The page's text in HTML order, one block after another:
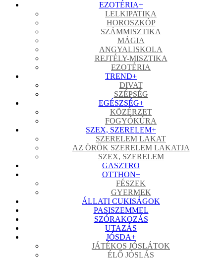
EZOTÉRIA+
LELKIPATIKA
HOROSZKÓP
SZÁMMISZTIKA
MÁGIA
ANGYALISKOLA
REJTÉLY-MISZTIKA
EZOTÉRIA
TREND+
DIVAT
SZÉPSÉG
EGÉSZSÉG+
KÖZÉRZET
FOGYÓKÚRA
SZEX, SZERELEM+
SZERELEM LAKAT
AZ ÖRÖK SZERELEM LAKATJA
SZEX, SZERELEM
GASZTRO
OTTHON+
FÉSZEK
GYERMEK
ÁLLATI CUKISÁGOK
PASISZEMMEL
SZÓRAKOZÁS
UTAZÁS
JÓSDA+
JÁTÉKOS JÓSLÁTOK
ÉLŐ JÓSLÁS